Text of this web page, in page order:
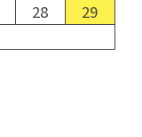
28
29